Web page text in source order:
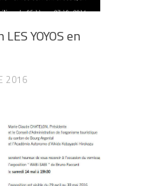
YOYOS en
2016